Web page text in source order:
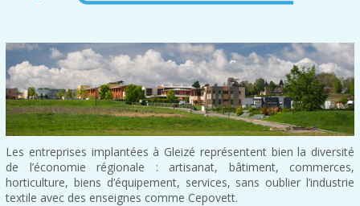
Les entreprises implantées à Gleizé représentent bien la diversité
de l’économie régionale : artisanat, bâtiment, commerces,
horticulture, biens d’équipement, services, sans oublier l’industrie
textile avec des enseignes comme Cepovett.